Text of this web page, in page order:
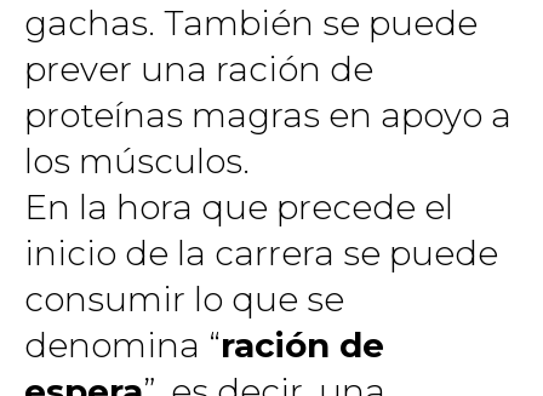
gachas. También se puede
prever una ración de
proteínas magras en apoyo a
los músculos.
En la hora que precede el
inicio de la carrera se puede
consumir lo que se
denomina “ración de